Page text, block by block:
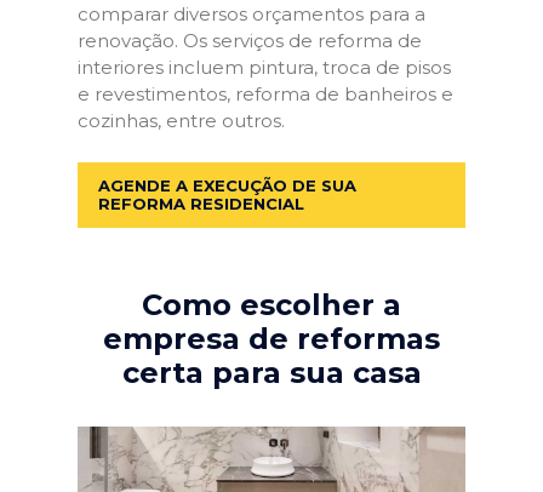
comparar diversos orçamentos para a
renovação. Os serviços de reforma de
interiores incluem pintura, troca de pisos
e revestimentos, reforma de banheiros e
cozinhas, entre outros.
AGENDE A EXECUÇÃO DE SUA
REFORMA RESIDENCIAL
Como escolher a
empresa de reformas
certa para sua casa